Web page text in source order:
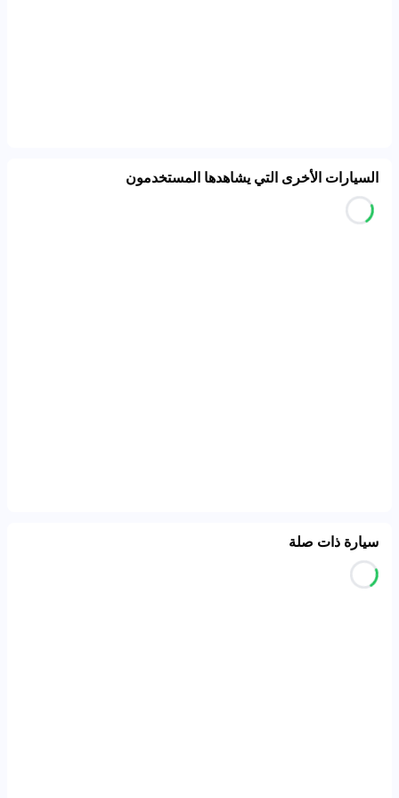
السيارات الأخرى التي يشاهدها المستخدمون
سيارة ذات صلة